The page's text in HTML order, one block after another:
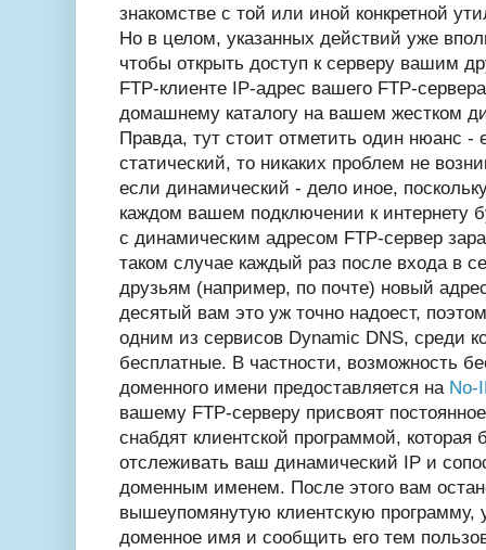
знакомстве с той или иной конкретной
Но в целом, указанных действий уже
чтобы открыть доступ к серверу вашим
FTP-клиенте IP-адрес вашего FTP-
домашнему каталогу на вашем жестком
Правда, тут стоит отметить один нюанс -
статический, то никаких проблем не
если динамический - дело иное,
каждом вашем подключении к интернету
с динамическим адресом FTP-сервер
таком случае каждый раз после входа в
друзьям (например, по почте) новый
десятый вам это уж точно надоест,
одним из сервисов Dynamic DNS, среди
бесплатные. В частности, возможность
доменного имени предоставляется на No-
вашему FTP-серверу присвоят
снабдят клиентской программой, которая
отслеживать ваш динамический IP и
доменным именем. После этого вам
вышеупомянутую клиентскую программу,
доменное имя и сообщить его тем